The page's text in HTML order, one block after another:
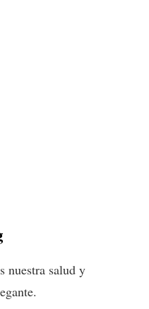
nuestra salud y